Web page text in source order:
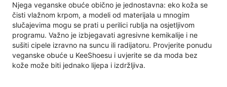
Njega veganske obuće obično je jednostavna: eko koža se
čisti vlažnom krpom, a modeli od materijala u mnogim
slučajevima mogu se prati u perilici rublja na osjetljivom
programu. Važno je izbjegavati agresivne kemikalije i ne
sušiti cipele izravno na suncu ili radijatoru. Provjerite ponudu
veganske obuće u KeeShoesu i uvjerite se da moda bez
kože može biti jednako lijepa i izdržljiva.